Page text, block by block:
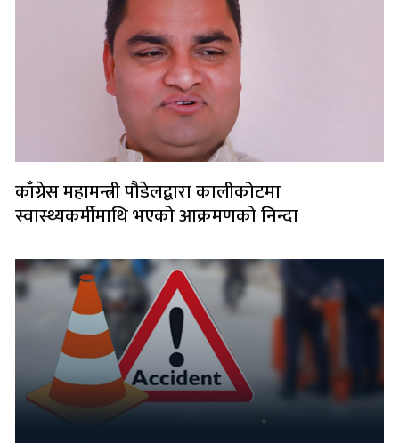
काँग्रेस महामन्त्री पौडेलद्वारा कालीकोटमा
स्वास्थ्यकर्मीमाथि भएको आक्रमणको निन्दा